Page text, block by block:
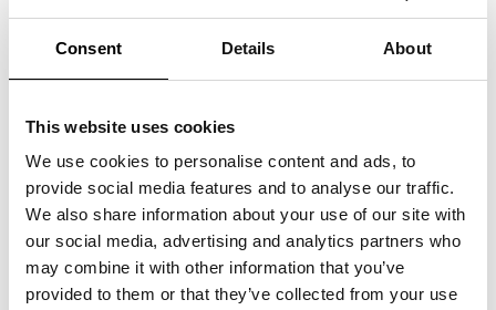
Consent Details About
This website uses cookies
We use cookies to personalise content and ads, to
provide social media features and to analyse our traffic.
We also share information about your use of our site with
our social media, advertising and analytics partners who
may combine it with other information that you’ve
provided to them or that they’ve collected from your use
under 60-talet vuxit till att bli ett av marknadens bredaste sortiment av
Bengtsson EKB i andra generationen. Vi är från början ett
Stockholmsbaserat företag som flyttade ner verksamheten till
Helsingborg i början på 90-talet. Logistik, lager och försäljning sker
lager i Stockholm, nära Globen.